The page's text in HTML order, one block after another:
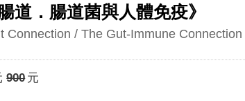
道．腸道菌與人體免疫》
Connection / The Gut-Immune Connection
900元